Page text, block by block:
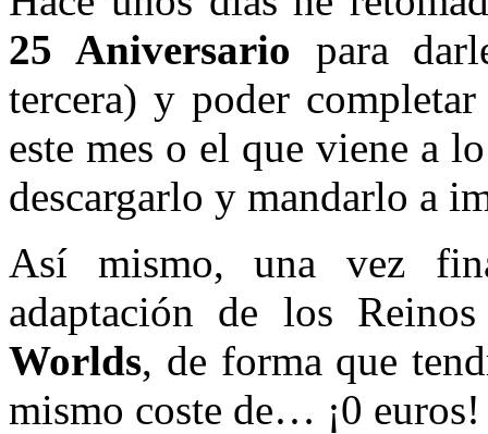
25 Aniversario para
tercera) y poder
este mes o el que viene a
descargarlo y mandarlo a
Así mismo, una vez
adaptación de los
Worlds, de forma que
mismo coste de… ¡0